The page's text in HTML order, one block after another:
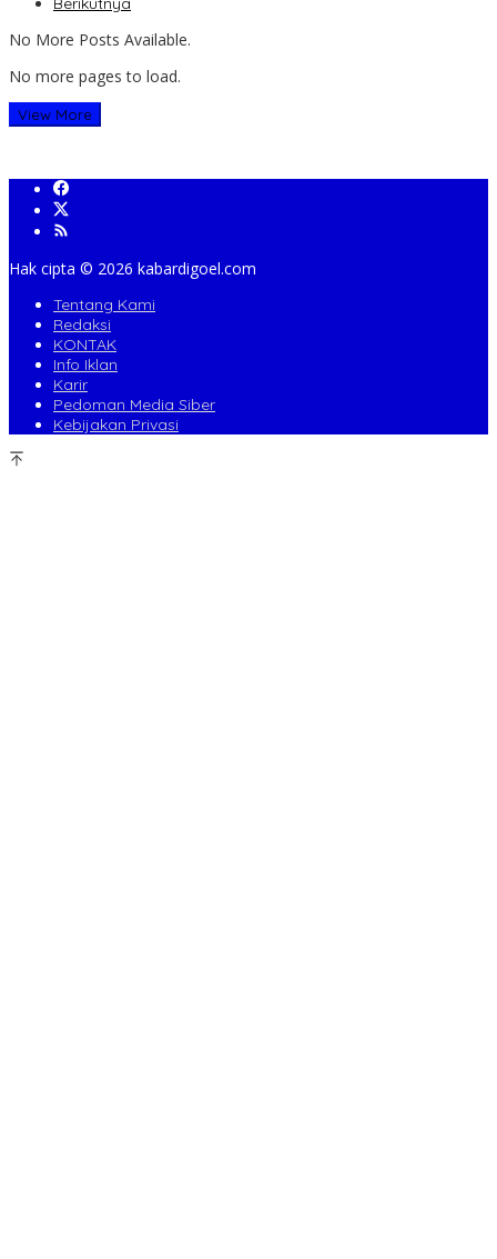
No More Posts Available.
No more pages to load.
View More
Hak cipta ©️ 2026 kabardigoel.com
Tentang Kami
Redaksi
KONTAK
Info Iklan
Karir
Pedoman Media Siber
Kebijakan Privasi